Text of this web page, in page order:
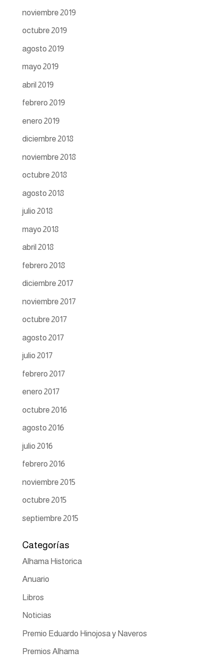
noviembre 2019
octubre 2019
agosto 2019
mayo 2019
abril 2019
febrero 2019
enero 2019
diciembre 2018
noviembre 2018
octubre 2018
agosto 2018
julio 2018
mayo 2018
abril 2018
febrero 2018
diciembre 2017
noviembre 2017
octubre 2017
agosto 2017
julio 2017
febrero 2017
enero 2017
octubre 2016
agosto 2016
julio 2016
febrero 2016
noviembre 2015
octubre 2015
septiembre 2015
Categorías
Alhama Historica
Anuario
Libros
Noticias
Premio Eduardo Hinojosa y Naveros
Premios Alhama